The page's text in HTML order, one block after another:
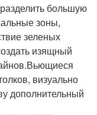
большую
зоны,
зеленых
изящный
визуально
дополнительный